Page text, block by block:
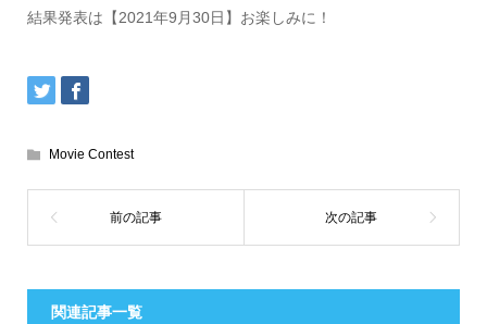
結果発表は【2021年9月30日】お楽しみに！
Movie Contest
関連記事一覧